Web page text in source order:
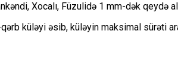
Xocalı, Füzulidə 1 mm-dək qeydə
küləyi əsib, küləyin maksimal sürəti